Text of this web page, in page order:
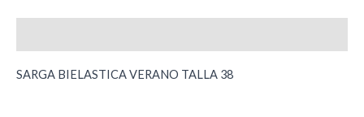
SARGA BIELASTICA VERANO TALLA 38